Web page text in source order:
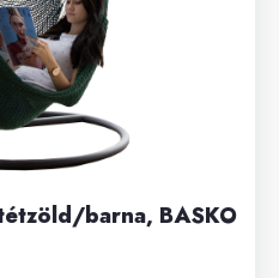
barna, BASKO